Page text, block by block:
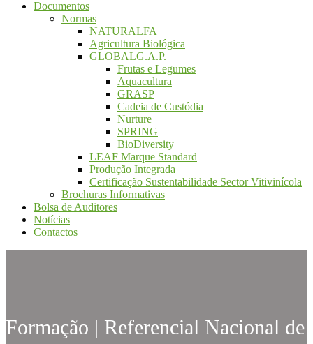
Documentos
Normas
NATURALFA
Agricultura Biológica
GLOBALG.A.P.
Frutas e Legumes
Aquacultura
GRASP
Cadeia de Custódia
Nurture
SPRING
BioDiversity
LEAF Marque Standard
Produção Integrada
Certificação Sustentabilidade Sector Vitivinícola
Brochuras Informativas
Bolsa de Auditores
Notícias
Contactos
Formação | Referencial Nacional de